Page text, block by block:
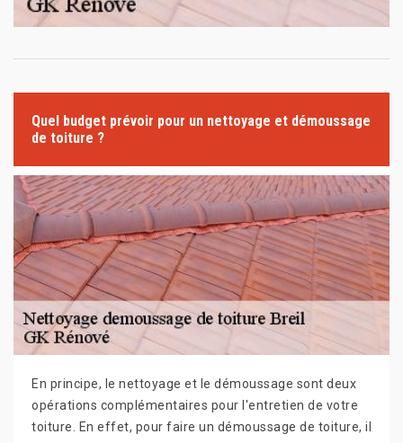
Quel budget prévoir pour un nettoyage et démoussage
de toiture ?
En principe, le nettoyage et le démoussage sont deux
opérations complémentaires pour l'entretien de votre
toiture. En effet, pour faire un démoussage de toiture, il